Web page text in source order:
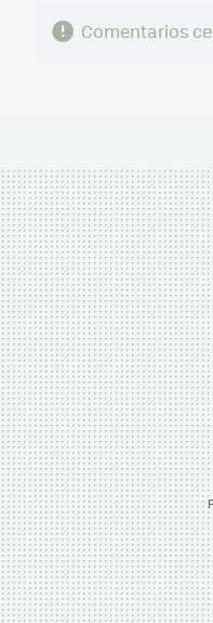
Comentarios